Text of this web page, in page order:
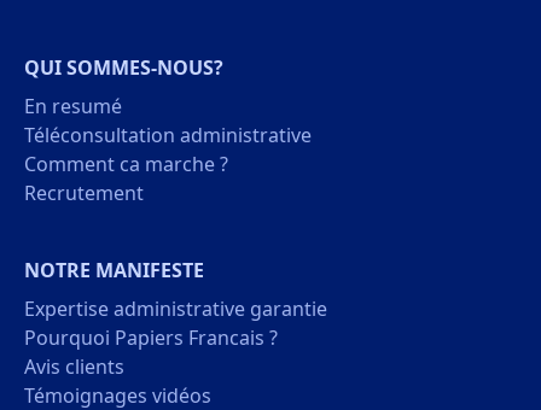
QUI SOMMES-NOUS?
En resumé
Téléconsultation administrative
Comment ca marche ?
Recrutement
NOTRE MANIFESTE
Expertise administrative garantie
Pourquoi Papiers Francais ?
Avis clients
Témoignages vidéos